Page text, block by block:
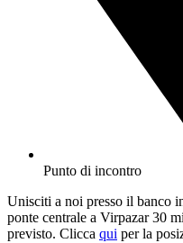
Punto di incontro
Unisciti a noi presso il banco
ponte centrale a Virpazar 30
previsto. Clicca qui per la